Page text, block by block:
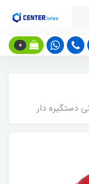
0
دستگیره دار